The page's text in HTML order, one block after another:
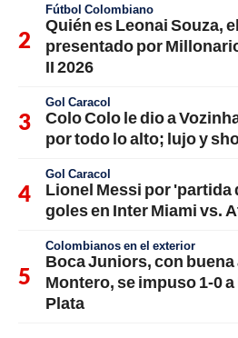
Fútbol Colombiano
Quién es Leonai Souza,
presentado por
II 2026
Gol Caracol
Colo Colo le dio a
por todo lo alto; lujo y
Gol Caracol
Lionel Messi por 'partida
goles en Inter Miami vs.
Colombianos en el exterior
Boca Juniors, con
Montero, se impuso 1-0
Plata